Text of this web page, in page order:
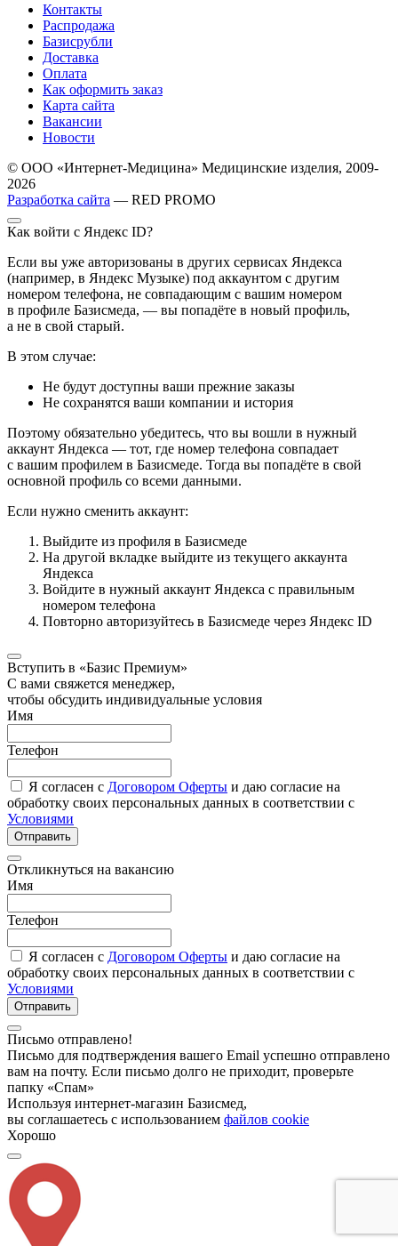
Контакты
Распродажа
Базисрубли
Доставка
Оплата
Как оформить заказ
Карта сайта
Вакансии
Новости
© ООО «Интернет-Медицина» Медицинские изделия, 2009-
2026
Разработка сайта — RED PROMO
Как войти с Яндекс ID?
Если вы уже авторизованы в других сервисах Яндекса
(например, в Яндекс Музыке) под аккаунтом с другим
номером телефона, не совпадающим с вашим номером
в профиле Базисмеда, — вы попадёте в новый профиль,
а не в свой старый.
В этом случае:
Не будут доступны ваши прежние заказы
Не сохранятся ваши компании и история
Поэтому обязательно убедитесь, что вы вошли в нужный
аккаунт Яндекса — тот, где номер телефона совпадает
с вашим профилем в Базисмеде. Тогда вы попадёте в свой
основной профиль со всеми данными.
Если нужно сменить аккаунт:
Выйдите из профиля в Базисмеде
На другой вкладке выйдите из текущего аккаунта
Яндекса
Войдите в нужный аккаунт Яндекса с правильным
номером телефона
Повторно авторизуйтесь в Базисмеде через Яндекс ID
Вступить в «Базис Премиум»
С вами свяжется менеджер,
чтобы обсудить индивидуальные условия
Имя
Телефон
Я согласен с Договором Оферты и даю согласие на
обработку своих персональных данных в соответствии с
Условиями
Отправить
Откликнуться на вакансию
Имя
Телефон
Я согласен с Договором Оферты и даю согласие на
обработку своих персональных данных в соответствии с
Условиями
Отправить
Письмо отправлено!
Письмо для подтверждения вашего Email успешно отправлено
вам на почту. Если письмо долго не приходит, проверьте
папку «Спам»
Используя интернет-магазин Базисмед,
вы соглашаетесь с использованием файлов cookie
Хорошо